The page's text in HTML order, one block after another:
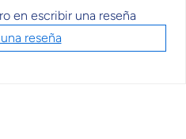
en escribir una reseña
reseña